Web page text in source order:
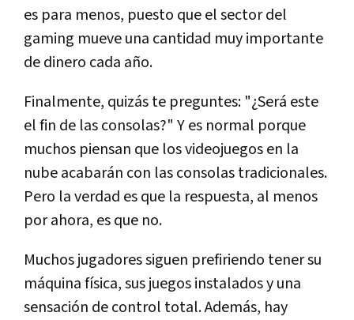
es para menos, puesto que el sector del
gaming mueve una cantidad muy importante
de dinero cada año.
Finalmente, quizás te preguntes: "¿Será este
el fin de las consolas?" Y es normal porque
muchos piensan que los videojuegos en la
nube acabarán con las consolas tradicionales.
Pero la verdad es que la respuesta, al menos
por ahora, es que no.
Muchos jugadores siguen prefiriendo tener su
máquina física, sus juegos instalados y una
sensación de control total. Además, hay